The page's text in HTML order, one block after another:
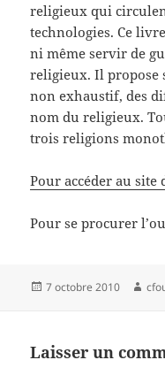
religieux qui
technologies. Ce
ni même servir de
religieux. Il propose
non exhaustif, des
nom du religieux.
trois religions
Pour accéder au site
Pour se procurer
Publié
7 octobre 2010
Laisser un